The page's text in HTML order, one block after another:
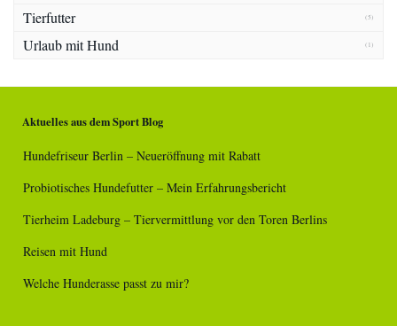
Tierfutter (5)
Urlaub mit Hund (1)
Aktuelles aus dem Sport Blog
Hundefriseur Berlin – Neueröffnung mit Rabatt
Probiotisches Hundefutter – Mein Erfahrungsbericht
Tierheim Ladeburg – Tiervermittlung vor den Toren Berlins
Reisen mit Hund
Welche Hunderasse passt zu mir?